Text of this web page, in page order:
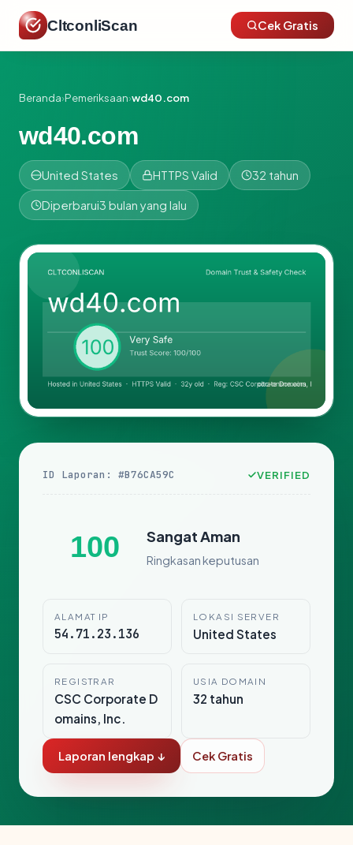
CltconliScan Cek Gratis
Beranda›Pemeriksaan›wd40.com
wd40.com
United States HTTPS Valid 32 tahun
Diperbarui3 bulan yang lalu
ID Laporan: #B76CA59C VERIFIED
100 Sangat Aman
Ringkasan keputusan
ALAMAT IP
54.71.23.136
LOKASI SERVER
United States
REGISTRAR
CSC Corporate D
omains, Inc.
USIA DOMAIN
32 tahun
Laporan lengkap ↓ Cek Gratis